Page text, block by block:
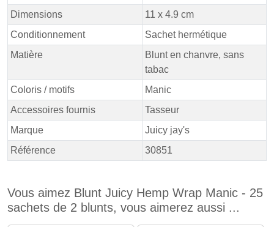
Dimensions
11 x 4.9 cm
Conditionnement
Sachet hermétique
Matière
Blunt en chanvre, sans
tabac
Coloris / motifs
Manic
Accessoires fournis
Tasseur
Marque
Juicy jay's
Référence
30851
Vous aimez Blunt Juicy Hemp Wrap Manic - 25
sachets de 2 blunts, vous aimerez aussi ...